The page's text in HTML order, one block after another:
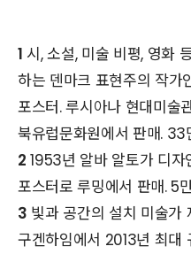
1 시, 소설, 미술 비평, 영화
하는 덴마크 표현주의 작가
포스터. 루시아나 현대미술
북유럽문화원에서 판매. 33
2 1953년 알바 알토가 디
포스터로 루밍에서 판매. 5
3 빛과 공간의 설치 미술가
구겐하임에서 2013년 최대